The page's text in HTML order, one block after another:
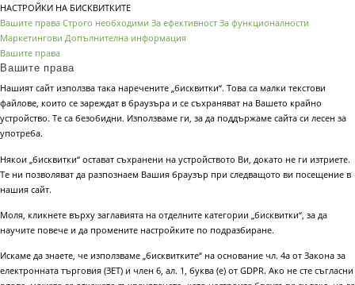
НАСТРОЙКИ НА БИСКВИТКИТЕ
Вашите права Строго необходими За ефективност За функционалности
Маркетингови Допълнителна информация
Вашите права
Вашите права
Нашият сайт използва така наречените „бисквитки“. Това са малки текстови
файлове, които се зареждат в браузъра и се съхраняват на Вашето крайно
устройство. Те са безобидни. Използваме ги, за да поддържаме сайта си лесен за
употреба.
Някои „бисквитки“ остават съхранени на устройството Ви, докато не ги изтриете.
Те ни позволяват да разпознаем Вашия браузър при следващото ви посещение в
нашия сайт.
Моля, кликнете върху заглавията на отделните категории „бисквитки“, за да
научите повече и да промените настройките по подразбиране.
Искаме да знаете, че използваме „бисквитките“ на основание чл. 4а от Закона за
електронната търговия (ЗЕТ) и член 6, ал. 1, буква (е) от GDPR. Ако не сте съгласни